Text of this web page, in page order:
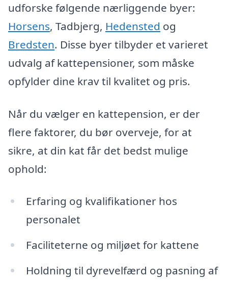
udforske følgende nærliggende byer:
Horsens, Tadbjerg, Hedensted og
Bredsten. Disse byer tilbyder et varieret
udvalg af kattepensioner, som måske
opfylder dine krav til kvalitet og pris.
Når du vælger en kattepension, er der
flere faktorer, du bør overveje, for at
sikre, at din kat får det bedst mulige
ophold:
Erfaring og kvalifikationer hos
personalet
Faciliteterne og miljøet for kattene
Holdning til dyrevelfærd og pasning af